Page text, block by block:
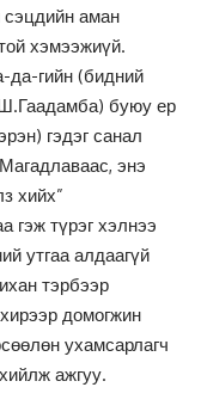
сэцдийн аман
хэмээжиүй.
да-гийн (бидний
буюу ер
гэдэг санал
энэ
хийх”
гэж түрэг хэлнээ
утгаа алдаагүй
тэрбээр
домогжин
ухамсарлагч
ажгуу.